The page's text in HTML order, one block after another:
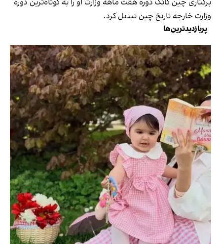
برکناری چین گانگ دوره هفت ماهه وزارت او را به کوتاه‌ترین دوره
وزارت خارجه تاریخ چین تبدیل کرد.
پربازدیدترین‌ها